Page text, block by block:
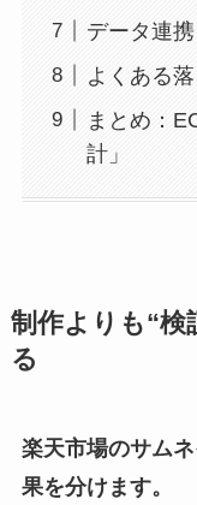
データ連
よくある
まとめ：
計」
制作よりも“検
る
楽天市場のサム
果を分けます。